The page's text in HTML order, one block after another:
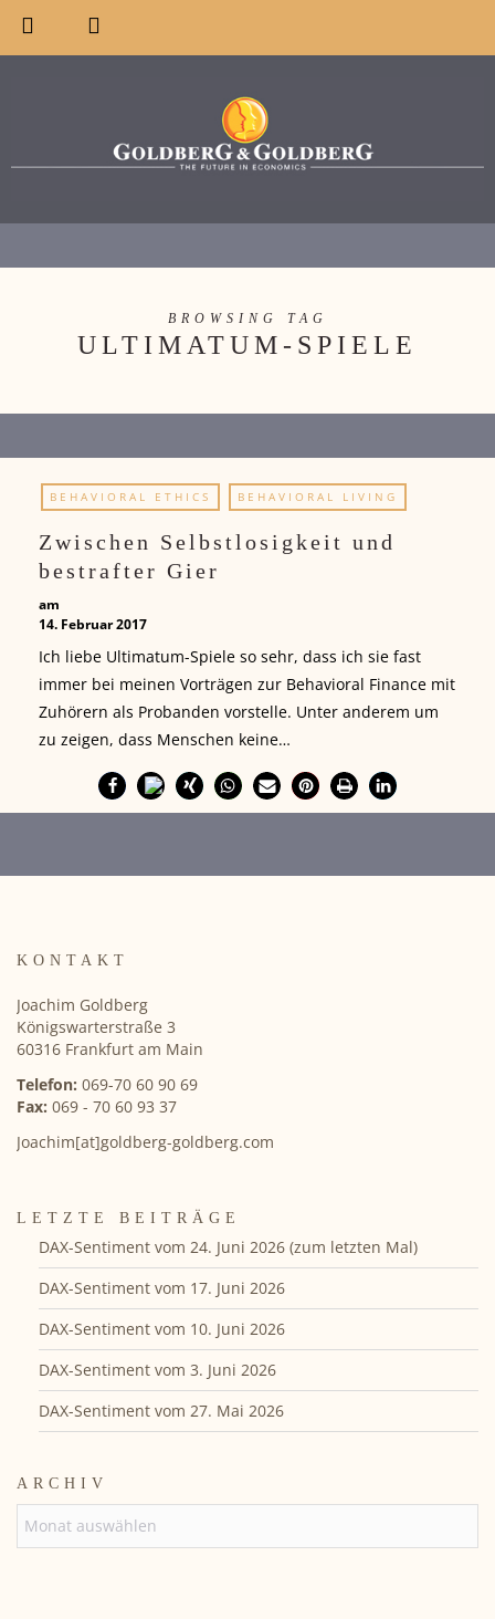
BROWSING TAG
ULTIMATUM-SPIELE
BEHAVIORAL ETHICS BEHAVIORAL LIVING
Zwischen Selbstlosigkeit und
bestrafter Gier
am
14. Februar 2017
Ich liebe Ultimatum-Spiele so sehr, dass ich sie fast
immer bei meinen Vorträgen zur Behavioral Finance mit
Zuhörern als Probanden vorstelle. Unter anderem um
zu zeigen, dass Menschen keine…
KONTAKT
Joachim Goldberg
Königswarterstraße 3
60316 Frankfurt am Main
Telefon: 069-70 60 90 69
Fax: 069 - 70 60 93 37
Joachim[at]goldberg-goldberg.com
LETZTE BEITRÄGE
DAX-Sentiment vom 24. Juni 2026 (zum letzten Mal)
DAX-Sentiment vom 17. Juni 2026
DAX-Sentiment vom 10. Juni 2026
DAX-Sentiment vom 3. Juni 2026
DAX-Sentiment vom 27. Mai 2026
ARCHIV